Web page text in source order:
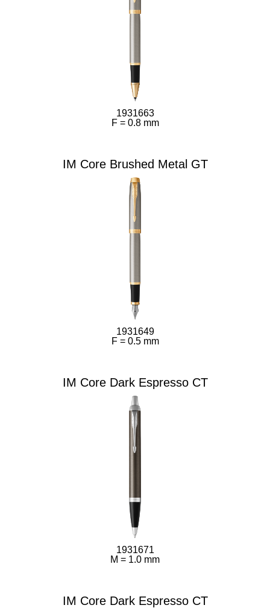
1931663
F = 0.8 mm
IM Core Brushed Metal GT
1931649
F = 0.5 mm
IM Core Dark Espresso CT
1931671
M = 1.0 mm
IM Core Dark Espresso CT